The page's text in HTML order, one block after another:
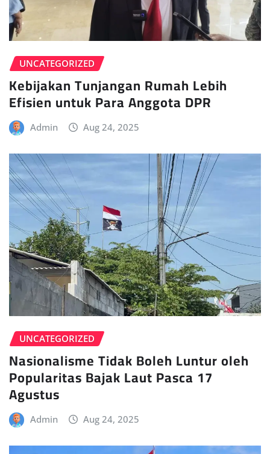
UNCATEGORIZED
Kebijakan Tunjangan Rumah Lebih
Efisien untuk Para Anggota DPR
Admin Aug 24, 2025
UNCATEGORIZED
Nasionalisme Tidak Boleh Luntur oleh
Popularitas Bajak Laut Pasca 17
Agustus
Admin Aug 24, 2025